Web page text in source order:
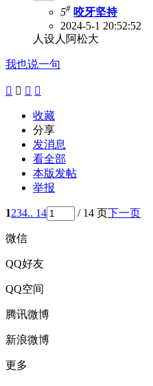
5# 咬牙坚持
2024-5-1 20:52:52
人设人阿松大
我也说一句
   
收藏
分享
发消息
看全部
本版发帖
举报
1234.. 14 / 14 页下一页
微信
QQ好友
QQ空间
腾讯微博
新浪微博
更多